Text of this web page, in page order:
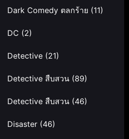
Dark Comedy ตลกร้าย (11)
DC (2)
Detective (21)
Detective สืบสวน (89)
Detective สืบสวน (46)
Disaster (46)